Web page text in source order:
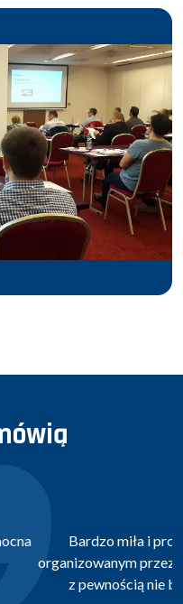
W wydarzeniu
uczestniczę drugi raz i
ostatnie spotkanie.